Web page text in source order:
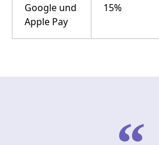
Google und
Apple Pay
15%